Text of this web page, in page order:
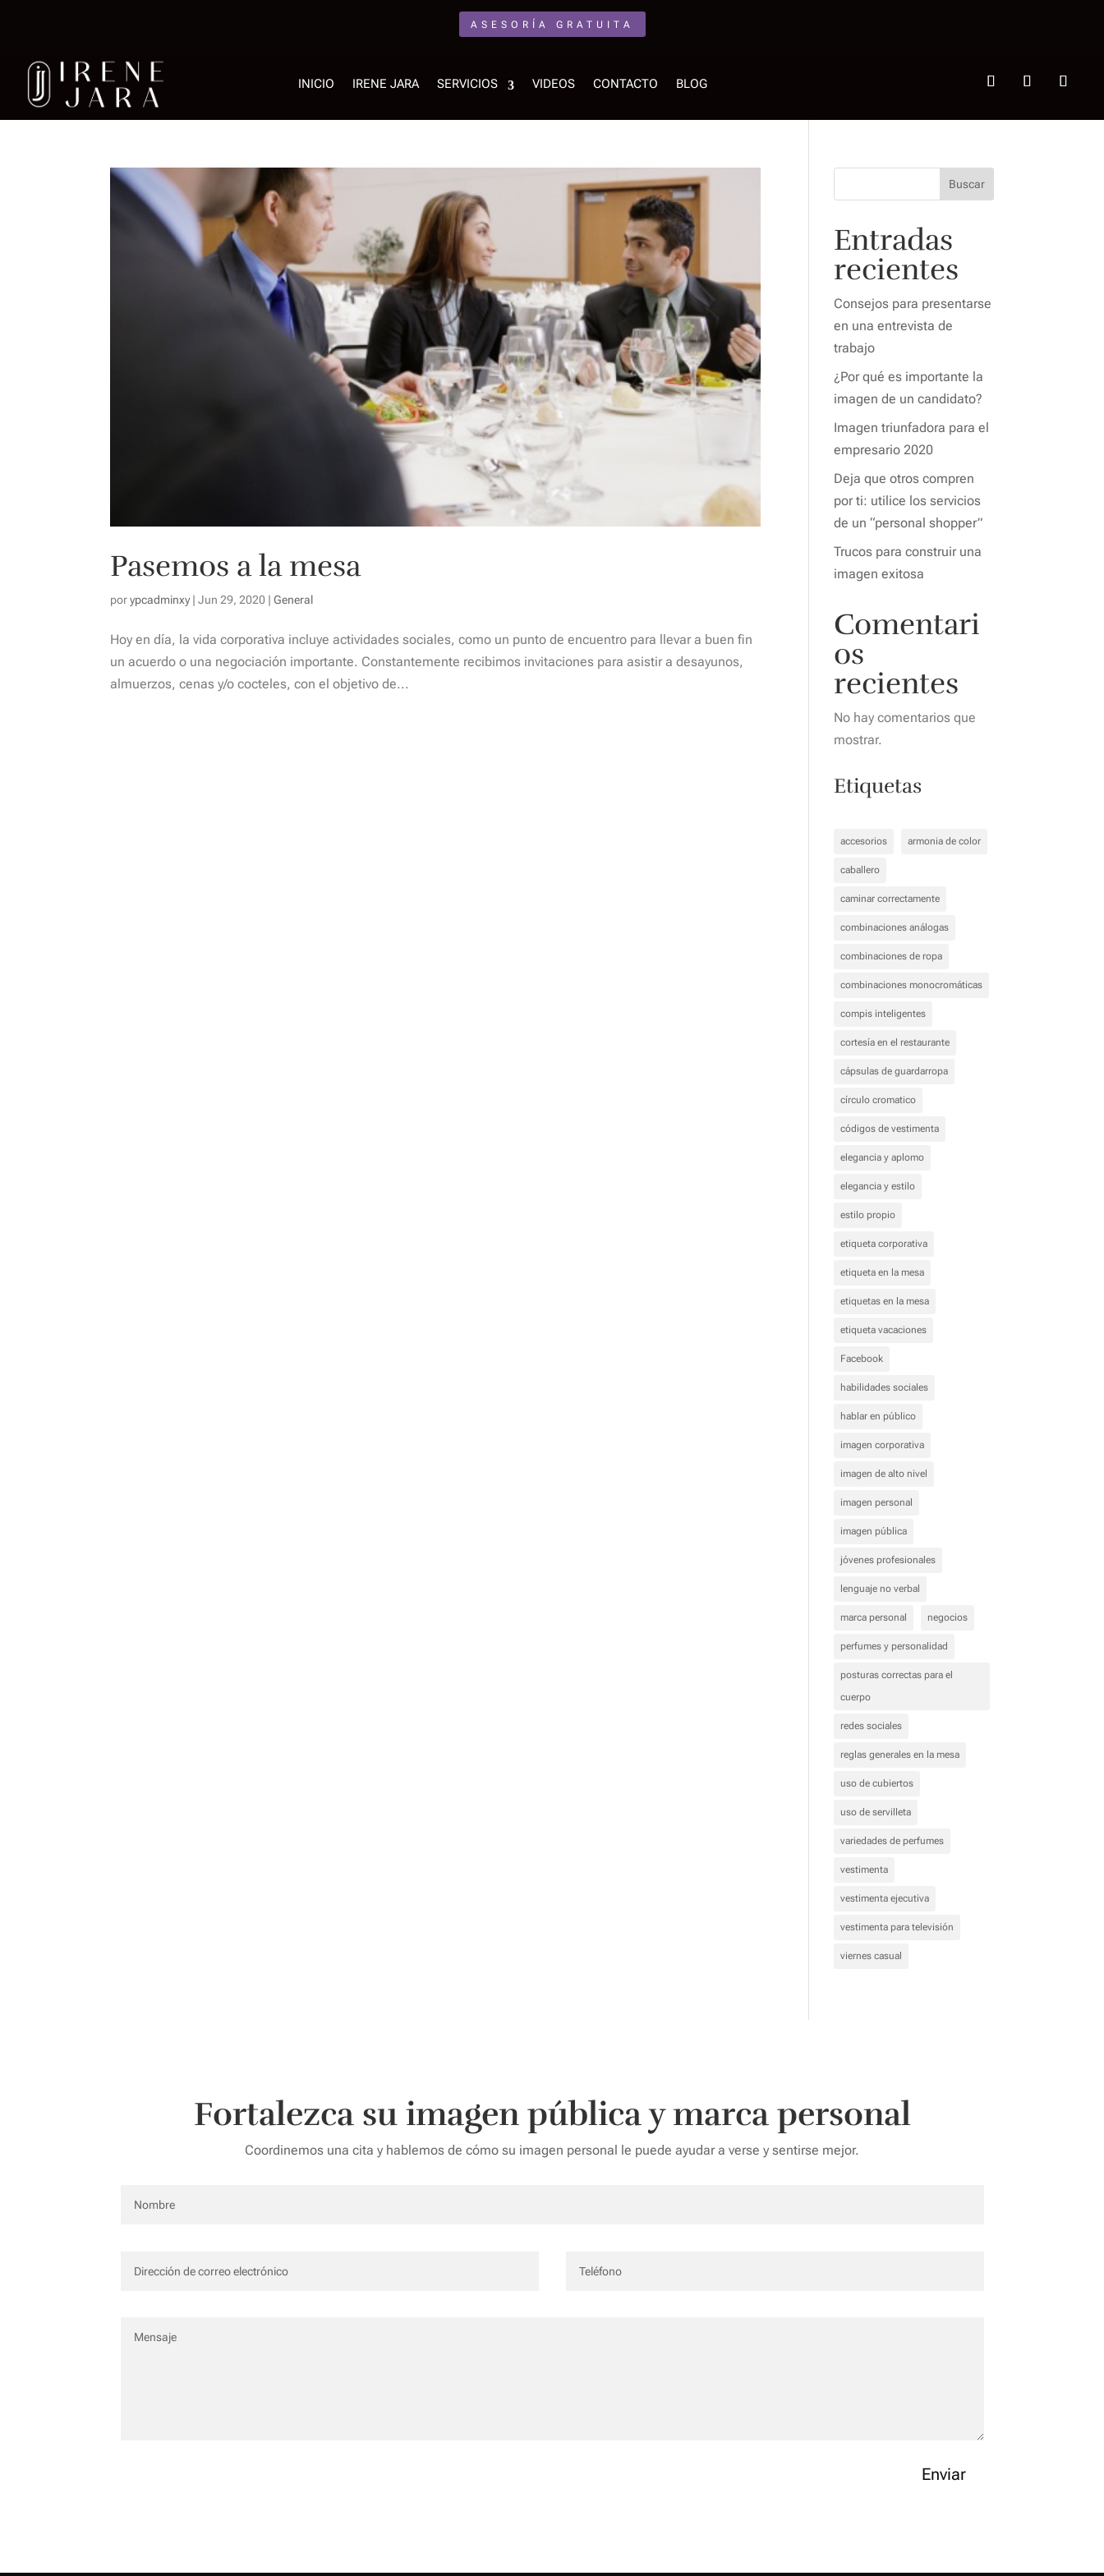
ASESORÍA GRATUITA
INICIO IRENE JARA SERVICIOS VIDEOS CONTACTO BLOG
Pasemos a la mesa
porypcadminxy|Jun 29, 2020 |General
Hoy en día, la vida corporativa incluye actividades sociales, como un punto de encuentro para llevar a buen fin
un acuerdo o una negociación importante. Constantemente recibimos invitaciones para asistir a desayunos,
almuerzos, cenas y/o cocteles, con el objetivo de...
Buscar
Entradas
recientes
Consejos para presentarse
en una entrevista de
trabajo
¿Por qué es importante la
imagen de un candidato?
Imagen triunfadora para el
empresario 2020
Deja que otros compren
por ti: utilice los servicios
de un “personal shopper”
Trucos para construir una
imagen exitosa
Comentari
os
recientes
No hay comentarios que
mostrar.
Etiquetas
accesorios armonia de color
caballero
caminar correctamente
combinaciones análogas
combinaciones de ropa
combinaciones monocromáticas
compis inteligentes
cortesía en el restaurante
cápsulas de guardarropa
círculo cromatico
códigos de vestimenta
elegancia y aplomo
elegancia y estilo
estilo propio
etiqueta corporativa
etiqueta en la mesa
etiquetas en la mesa
etiqueta vacaciones
Facebook
habilidades sociales
hablar en público
imagen corporativa
imagen de alto nivel
imagen personal
imagen pública
jóvenes profesionales
lenguaje no verbal
marca personal negocios
perfumes y personalidad
posturas correctas para el
cuerpo
redes sociales
reglas generales en la mesa
uso de cubiertos
uso de servilleta
variedades de perfumes
vestimenta
vestimenta ejecutiva
vestimenta para televisión
viernes casual
Fortalezca su imagen pública y marca personal
Coordinemos una cita y hablemos de cómo su imagen personal le puede ayudar a verse y sentirse mejor.
Enviar